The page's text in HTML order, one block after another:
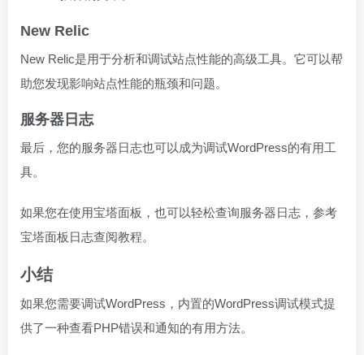
New Relic
New Relic是用于分析和调试站点性能的高级工具。它可以帮
助您发现影响站点性能的瓶颈和问题。
服务器日志
最后，您的服务器日志也可以成为调试WordPress的有用工
具。
如果您在使用宝塔面板，也可以轻松查询服务器日志，参考
宝塔面板日志查阅教程。
小结
如果您需要调试WordPress，内置的WordPress调试模式提
供了一种查看PHP错误和通知的有用方法。